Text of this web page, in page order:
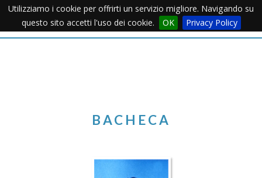
Utilizziamo i cookie per offrirti un servizio migliore. Navigando su
questo sito accetti l'uso dei cookie.
OK Privacy PolicyMenu
BACHECA